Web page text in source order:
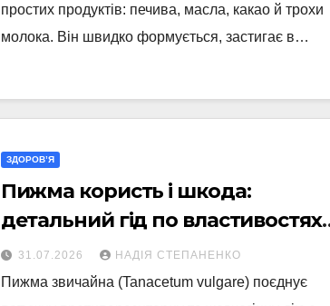
простих продуктів: печива, масла, какао й трохи
молока. Він швидко формується, застигає в…
ЗДОРОВ’Я
Пижма користь і шкода:
детальний гід по властивостях
рослини
31.07.2026 НАДІЯ СТЕПАНЕНКО
Пижма звичайна (Tanacetum vulgare) поєднує